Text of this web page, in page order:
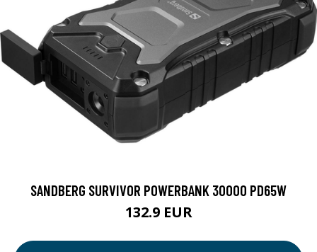
SANDBERG SURVIVOR POWERBANK 30000 PD65W
132.9 EUR